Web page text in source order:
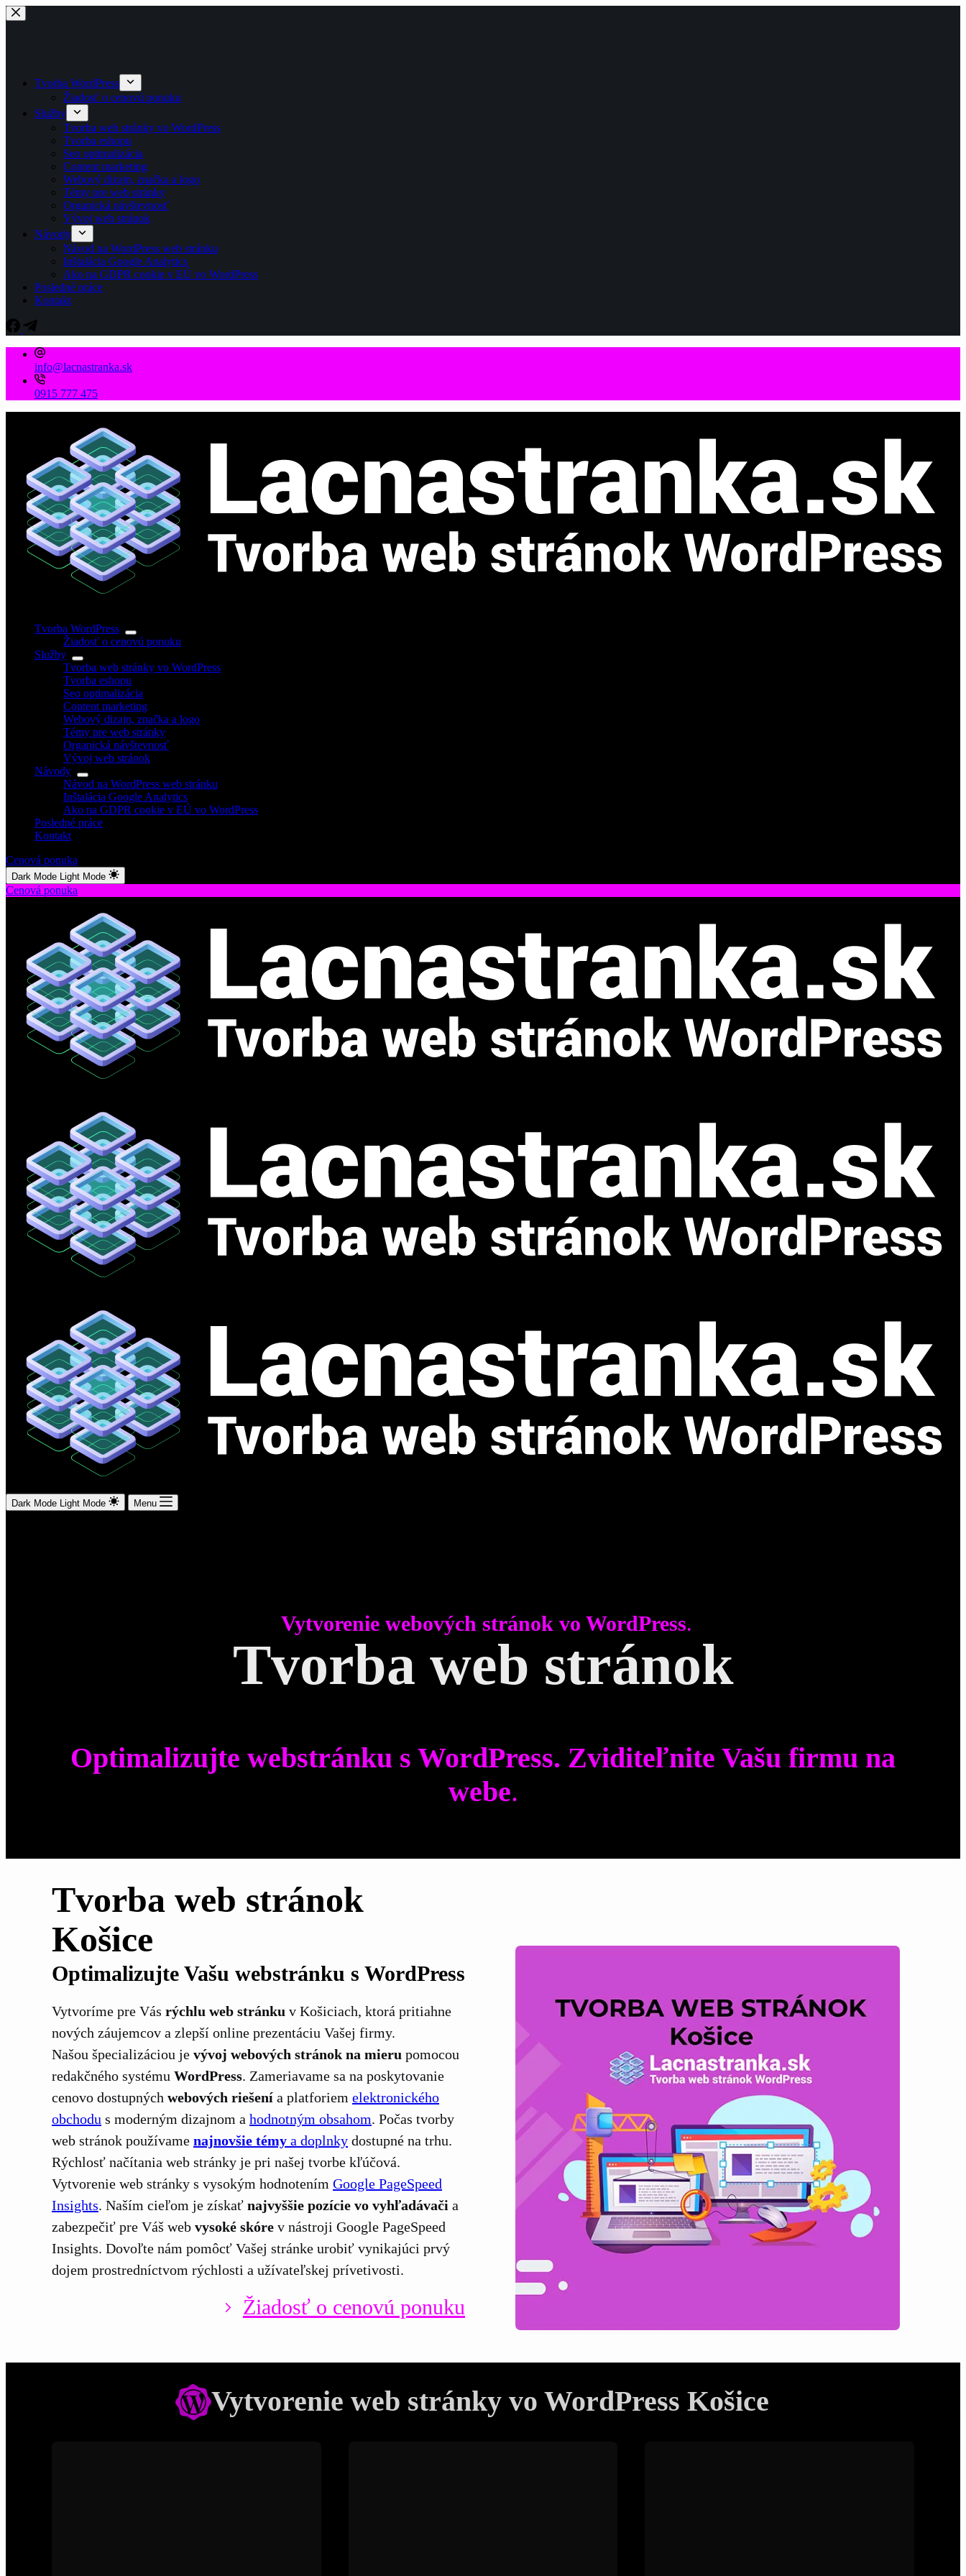
Skip
to
Tvorba WordPress
Žiadosť o cenovú ponuku
Služby
Tvorba web stránky vo WordPress
Tvorba eshopu
Seo optimalizácia
Content marketing
Webový dizajn, značka a logo
Témy pre web stránky
Organická návštevnosť
Vývoj web stránok
Návody
Návod na WordPress web stránku
Inštalácia Google Analytics
Ako na GDPR cookie v EÚ vo WordPress
Posledné práce
Kontakt
info@lacnastranka.sk
0915 777 475
Tvorba WordPress
Žiadosť o cenovú ponuku
Služby
Tvorba web stránky vo WordPress
Tvorba eshopu
Seo optimalizácia
Content marketing
Webový dizajn, značka a logo
Témy pre web stránky
Organická návštevnosť
Vývoj web stránok
Návody
Návod na WordPress web stránku
Inštalácia Google Analytics
Ako na GDPR cookie v EÚ vo WordPress
Posledné práce
Kontakt
Cenová ponuka
Dark Mode Light Mode
Cenová ponuka
Dark Mode Light Mode Menu
Vytvorenie webových stránok vo WordPress.
Tvorba web stránok
Optimalizujte webstránku s WordPress. Zviditeľnite Vašu firmu na
webe.
Tvorba web stránok
Košice
Optimalizujte Vašu webstránku s WordPress
Vytvoríme pre Vás rýchlu web stránku v Košiciach, ktorá pritiahne
nových záujemcov a zlepší online prezentáciu Vašej firmy.
Našou špecializáciou je vývoj webových stránok na mieru pomocou
redakčného systému WordPress. Zameriavame sa na poskytovanie
cenovo dostupných webových riešení a platforiem elektronického
obchodu s moderným dizajnom a hodnotným obsahom. Počas tvorby
web stránok používame najnovšie témy a doplnky dostupné na trhu.
Rýchlosť načítania web stránky je pri našej tvorbe kľúčová.
Vytvorenie web stránky s vysokým hodnotením Google PageSpeed
Insights. Naším cieľom je získať najvyššie pozície vo vyhľadávači a
zabezpečiť pre Váš web vysoké skóre v nástroji Google PageSpeed ​​
Insights. Dovoľte nám pomôcť Vašej stránke urobiť vynikajúci prvý
dojem prostredníctvom rýchlosti a užívateľskej prívetivosti.
Žiadosť o cenovú ponuku
Vytvorenie web stránky vo WordPress Košice